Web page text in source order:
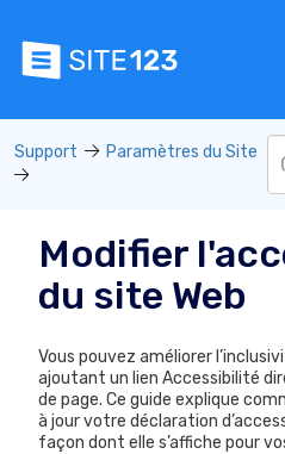
Support Paramètres du Site
Modifier
du site Web
Vous pouvez améliorer
ajoutant un lien Accessibilité
de page. Ce guide explique
à jour votre déclaration
façon dont elle s’affiche pour